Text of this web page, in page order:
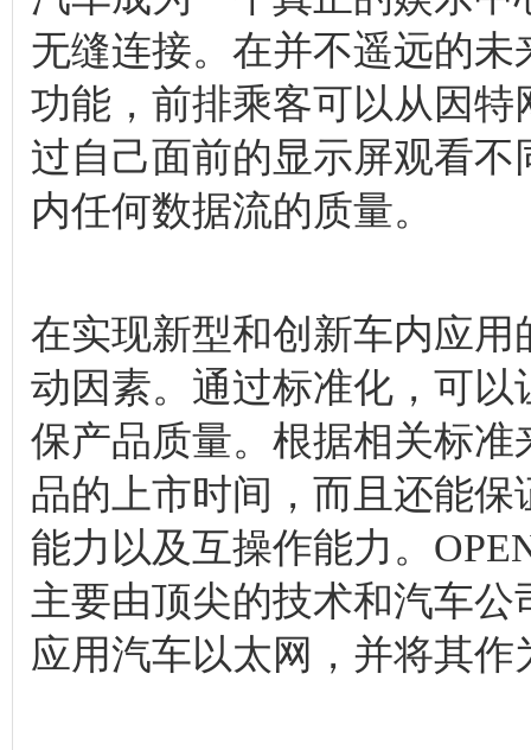
无缝连接。在并不遥远的
功能，前排乘客可以从因
过自己面前的显示屏观看
内任何数据流的质量。
在实现新型和创新车内应
动因素。通过标准化，可
保产品质量。根据相关标
品的上市时间，而且还能
能力以及互操作能力。
主要由顶尖的技术和汽车
应用汽车以太网，并将其作